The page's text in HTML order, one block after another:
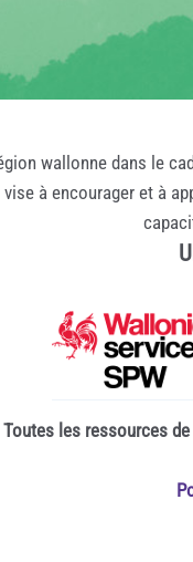
wallonne dans le
à encourager et à
Toutes les ressources